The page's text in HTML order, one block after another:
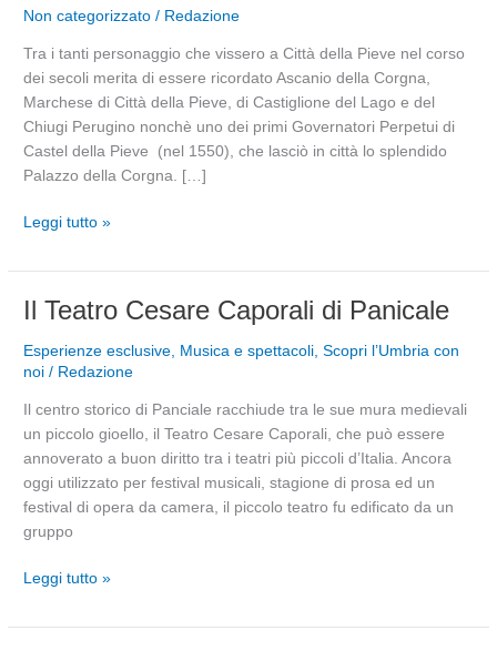
Non categorizzato / Redazione
Tra i tanti personaggio che vissero a Città della Pieve nel corso
dei secoli merita di essere ricordato Ascanio della Corgna,
Marchese di Città della Pieve, di Castiglione del Lago e del
Chiugi Perugino nonchè uno dei primi Governatori Perpetui di
Castel della Pieve (nel 1550), che lasciò in città lo splendido
Palazzo della Corgna. […]
della
ed
il
suo
Palazzo
a
Città
Pieve
Leggi tutto »
Il Teatro Cesare Caporali di Panicale
Esperienze esclusive, Musica e spettacoli,Scopri l’Umbria con
noi / Redazione
Il centro storico di Panciale racchiude tra le sue mura medievali
un piccolo gioello, il Teatro Cesare Caporali, che può essere
annoverato a buon diritto tra i teatri più piccoli d’Italia. Ancora
oggi utilizzato per festival musicali, stagione di prosa ed un
festival di opera da camera, il piccolo teatro fu edificato da un
gruppo
Il
Cesare
Caporali
di
Panicale
Leggi tutto »